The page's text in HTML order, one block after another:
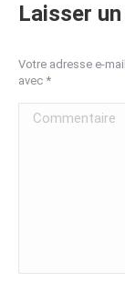
Laisser
Votre adresse e-
avec *
Commentaire